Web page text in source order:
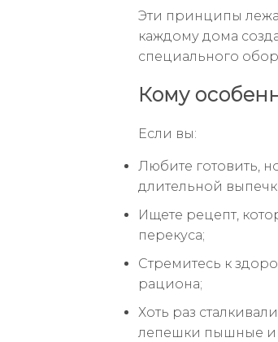
Эти принципы
каждому дома
специального
Кому
Если вы:
Любите готовить,
длительной
Ищете рецепт,
перекуса;
Стремитесь к
рациона;
Хоть раз
лепешки пышные и